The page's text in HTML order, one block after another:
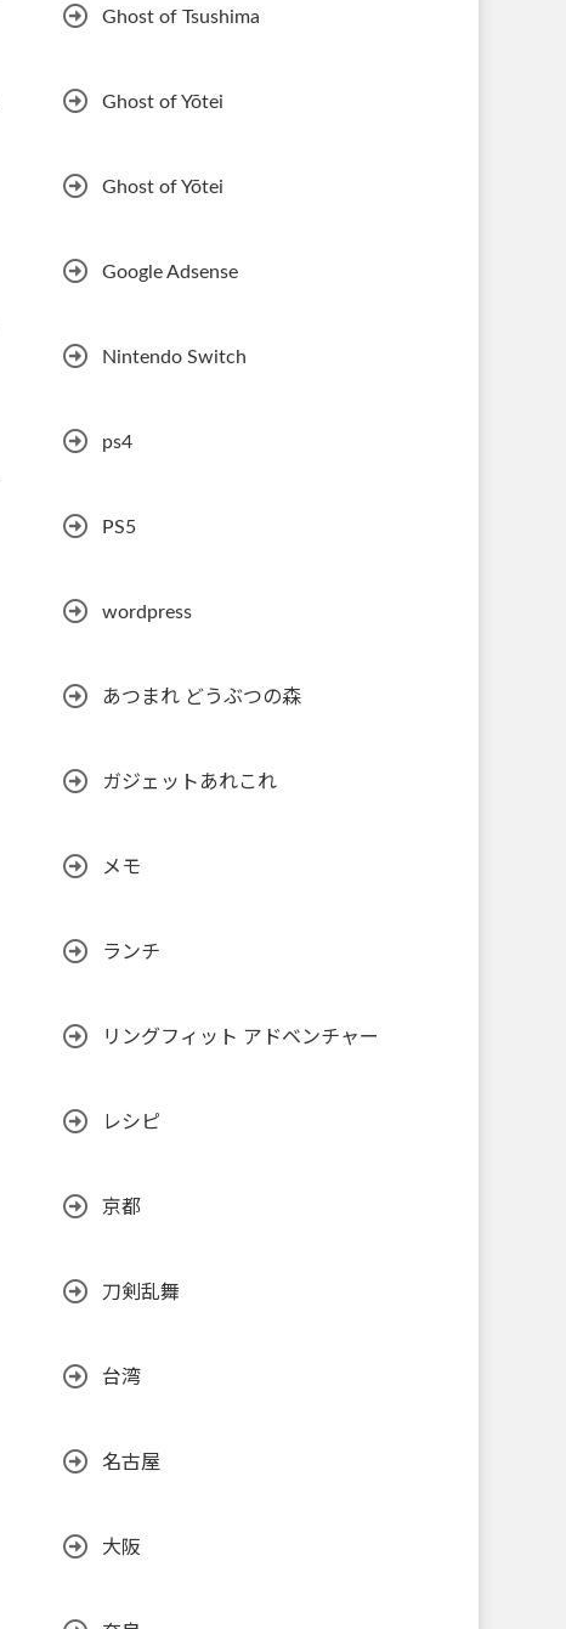
Ghost of Tsushima
Ghost of Yōtei
Ghost of Yōtei
Google Adsense
Nintendo Switch
ps4
PS5
wordpress
あつまれ どうぶつの森
ガジェットあれこれ
メモ
ランチ
リングフィット アドベンチャー
レシピ
京都
刀剣乱舞
台湾
名古屋
大阪